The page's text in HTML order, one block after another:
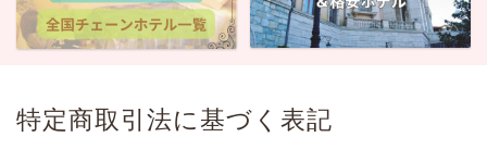
特定商取引法に基づく表記